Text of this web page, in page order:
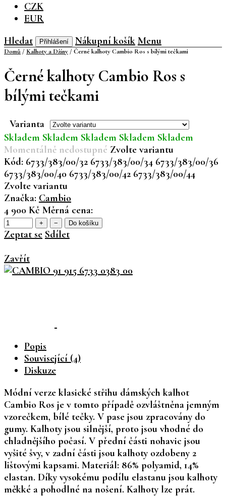
CZK
EUR
Hledat
Přihlášení Nákupní košík Menu
Domů / Kalhoty a Džíny / Černé kalhoty Cambio Ros s bílými tečkami
Černé kalhoty Cambio Ros s
bílými tečkami
Varianta
Skladem Skladem Skladem Skladem Skladem
Momentálně nedostupné Zvolte variantu
Kód: 6733/383/00/32 6733/383/00/34 6733/383/00/36
6733/383/00/40 6733/383/00/42 6733/383/00/44
Zvolte variantu
Značka: Cambio
4 900 Kč Měrná cena:
+ − Do košíku
Zeptat se Sdílet
Zavřít
Popis
Související (4)
Diskuze
Módní verze klasické střihu dámských kalhot
Cambio Ros je v tomto případě ozvláštněna jemným
vzorečkem, bílé tečky. V pase jsou zpracovány do
gumy. Kalhoty jsou silnější, proto jsou vhodné do
chladnějšího počasí. V přední části nohavic jsou
vyšité švy, v zadní části jsou kalhoty ozdobeny 2
lištovými kapsami. Materiál: 86% polyamid, 14%
elastan. Díky vysokému podílu elastanu jsou kalhoty
měkké a pohodlné na nošení. Kalhoty lze prát.